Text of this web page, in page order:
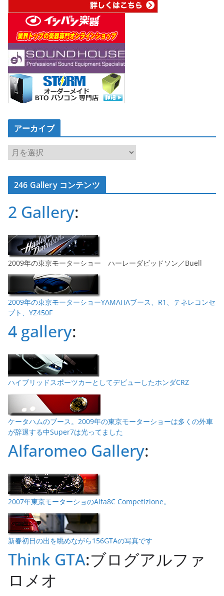
アーカイブ
ア
ー
カ
イ246 Gallery コンテンツ
2 Gallery:
2009年の東京モーターショー ハーレーダビッドソン／Buell
2009年の東京モーターショーYAMAHAブース、R1、テネレコンセ
プト、YZ450F
4 gallery:
ハイブリッドスポーツカーとしてデビューしたホンダCRZ
ケータハムのブース。2009年の東京モーターショーは多くの外車
が辞退する中Super7は光ってました
Alfaromeo Gallery:
2007年東京モーターショのAlfa8C Competizione。
新春初日の出を眺めながら156GTAの写真です
Think GTA:ブログアルファ
ロメオ